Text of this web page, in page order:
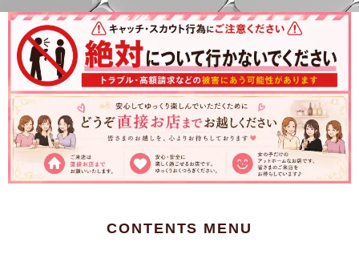
CONTENTS MENU